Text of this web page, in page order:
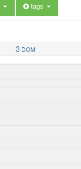
tags
3 DOM